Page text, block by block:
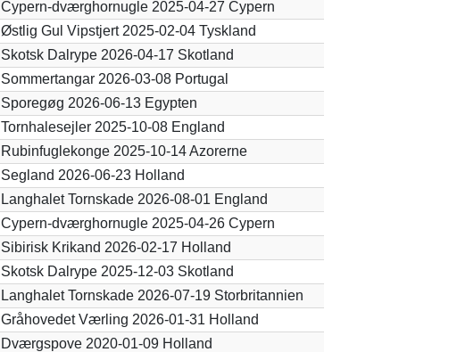
Cypern-dværghornugle 2025-04-27 Cypern
Østlig Gul Vipstjert 2025-02-04 Tyskland
Skotsk Dalrype 2026-04-17 Skotland
Sommertangar 2026-03-08 Portugal
Sporegøg 2026-06-13 Egypten
Tornhalesejler 2025-10-08 England
Rubinfuglekonge 2025-10-14 Azorerne
Segland 2026-06-23 Holland
Langhalet Tornskade 2026-08-01 England
Cypern-dværghornugle 2025-04-26 Cypern
Sibirisk Krikand 2026-02-17 Holland
Skotsk Dalrype 2025-12-03 Skotland
Langhalet Tornskade 2026-07-19 Storbritannien
Gråhovedet Værling 2026-01-31 Holland
Dværgspove 2020-01-09 Holland